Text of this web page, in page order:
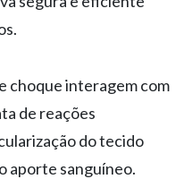
choque interagem com
de reações
do tecido
aporte sanguíneo.